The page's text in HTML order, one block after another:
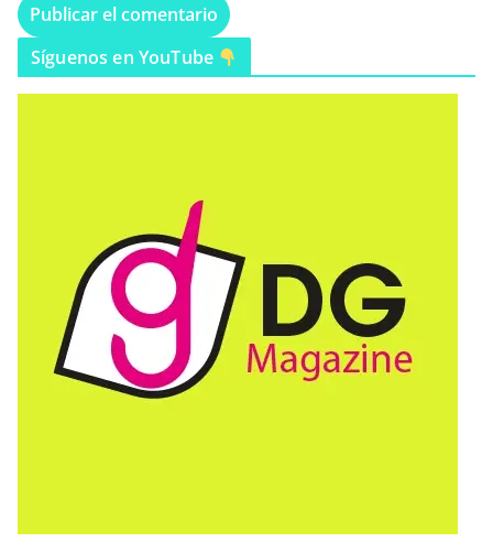
Síguenos en YouTube